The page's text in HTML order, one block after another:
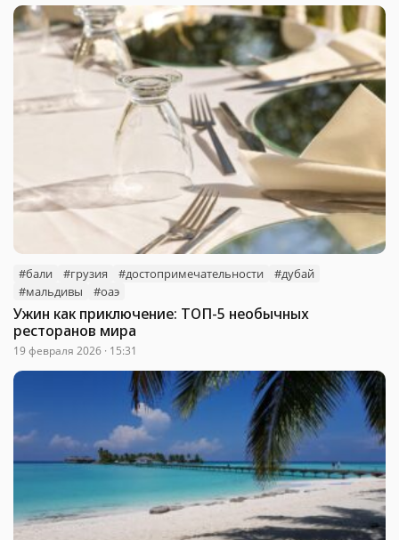
#бали #грузия #достопримечательности
#дубай
#мальдивы
#оаэ
Ужин как приключение: ТОП-5 необычных
ресторанов мира
19 февраля 2026 · 15:31